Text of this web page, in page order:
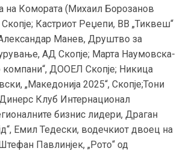
на Комората (Михаил Борозанов
Кастриот Реџепи, ВВ „Тиквеш“
Манев, Друштво за
АД Скопје; Марта Наумовска-
компани“, ДООЕЛ Скопје; Никица
„Македонија 2025“, Скопје;Тони
Клуб Интернационал
бизнис лидери, Драган
Емил Тедески, водечкиот двоец на
Павлинјек, „Рото“ од